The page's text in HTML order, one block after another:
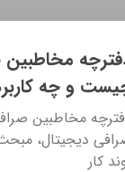
مخاطبین
و چه
مخاطبین
دیجیتال،
کار